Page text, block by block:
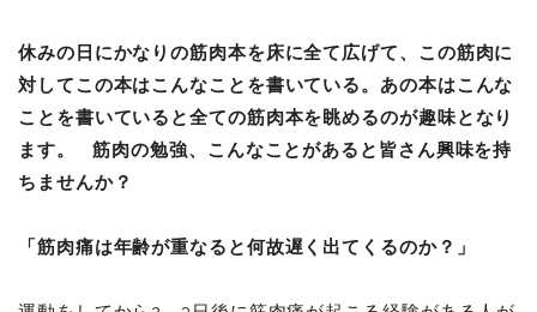
休みの日にかなりの筋肉本を床に全て広げて、この筋肉に
対してこの本はこんなことを書いている。あの本はこんな
ことを書いていると全ての筋肉本を眺めるのが趣味となり
ます。
筋肉の勉強、こんなことがあると皆さん興味を持
ちませんか？
「筋肉痛は年齢が重なると何故遅く出てくるのか？」